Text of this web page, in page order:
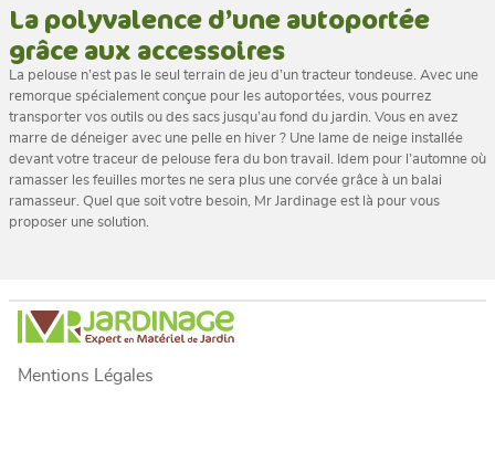
La polyvalence d’une autoportée
grâce aux accessoires
La pelouse n’est pas le seul terrain de jeu d’un tracteur tondeuse. Avec une
remorque spécialement conçue pour les autoportées, vous pourrez
transporter vos outils ou des sacs jusqu’au fond du jardin. Vous en avez
marre de déneiger avec une pelle en hiver ? Une lame de neige installée
devant votre traceur de pelouse fera du bon travail. Idem pour l’automne où
ramasser les feuilles mortes ne sera plus une corvée grâce à un balai
ramasseur. Quel que soit votre besoin, Mr Jardinage est là pour vous
proposer une solution.
Mentions Légales